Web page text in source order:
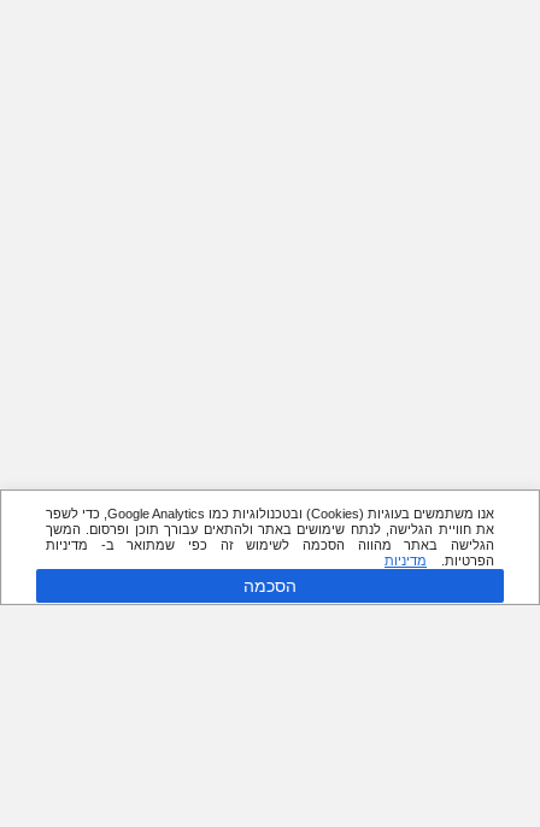
אנו משתמשים בעוגיות (Cookies) ובטכנולוגיות כמו Google Analytics, כדי לשפר
את חוויית הגלישה, לנתח שימושים באתר ולהתאים עבורך תוכן ופרסום. המשך
הגלישה באתר מהווה הסכמה לשימוש זה כפי שמתואר ב- מדיניות
הפרטיות.
מדיניות
הסכמה